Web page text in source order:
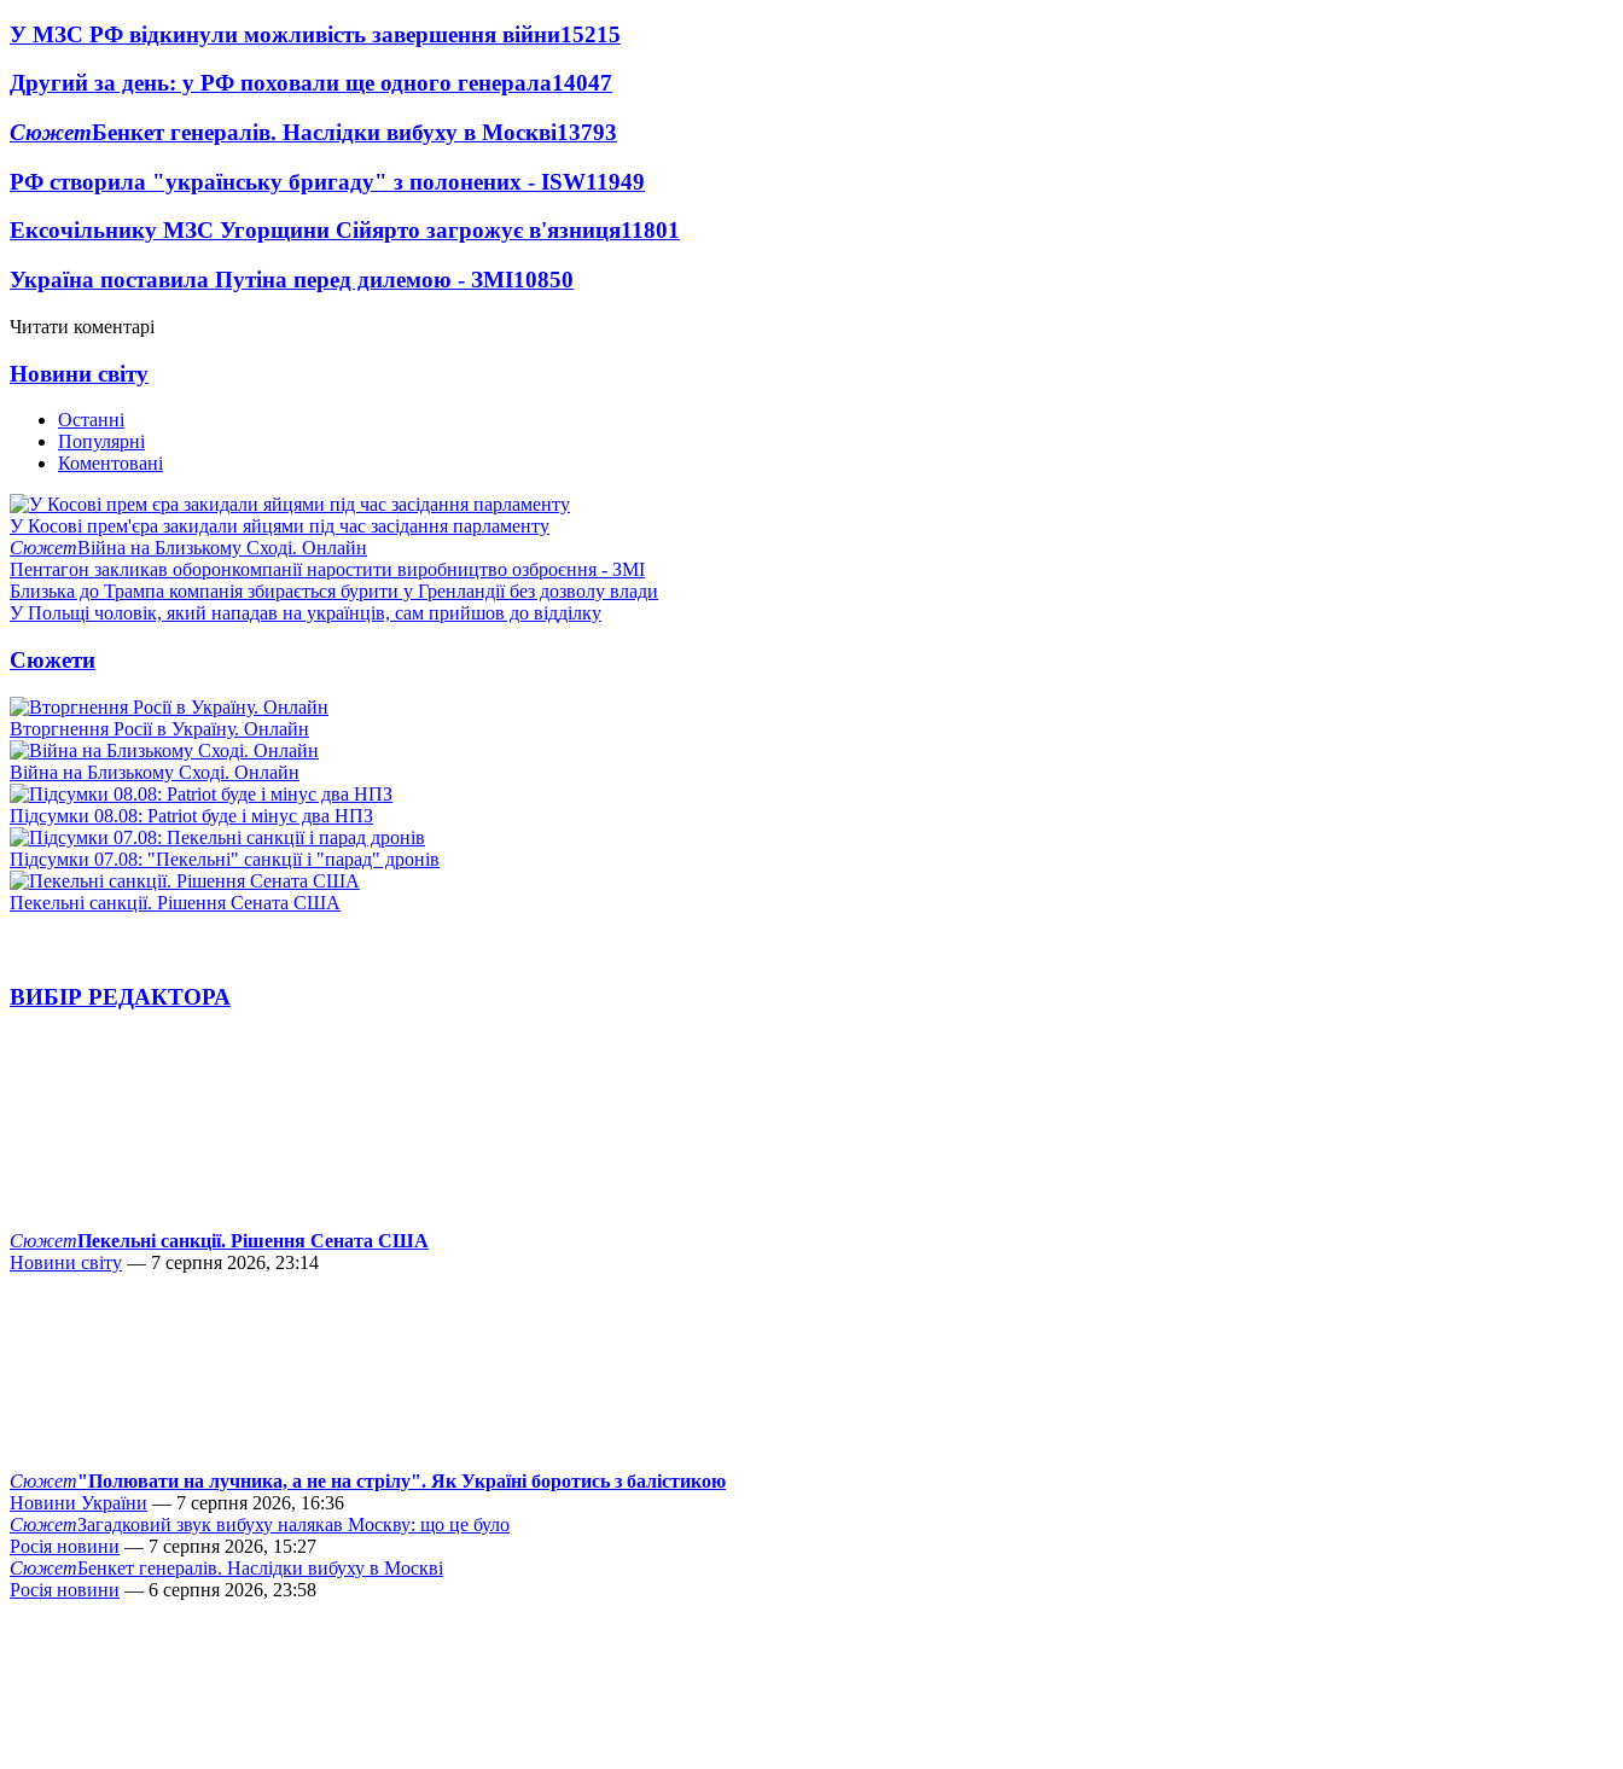
У МЗС РФ відкинули можливість завершення війни15215
Другий за день: у РФ поховали ще одного генерала14047
СюжетБенкет генералів. Наслідки вибуху в Москві13793
РФ створила "українську бригаду" з полонених - ISW11949
Ексочільнику МЗС Угорщини Сійярто загрожує в'язниця11801
Україна поставила Путіна перед дилемою - ЗМІ10850
Читати коментарі
Новини світу
Останні
Популярні
Коментовані
У Косові прем'єра закидали яйцями під час засідання парламенту
СюжетВійна на Близькому Сході. Онлайн
Пентагон закликав оборонкомпанії наростити виробництво озброєння - ЗМІ
Близька до Трампа компанія збирається бурити у Гренландії без дозволу влади
У Польщі чоловік, який нападав на українців, сам прийшов до відділку
Сюжети
Вторгнення Росії в Україну. Онлайн
Війна на Близькому Сході. Онлайн
Підсумки 08.08: Patriot буде і мінус два НПЗ
Підсумки 07.08: "Пекельні" санкції і "парад" дронів
Пекельні санкції. Рішення Сената США
ВИБІР РЕДАКТОРА
СюжетПекельні санкції. Рішення Сената США
Новини світу — 7 серпня 2026, 23:14
Сюжет"Полювати на лучника, а не на стрілу". Як Україні боротись з балістикою
Новини України — 7 серпня 2026, 16:36
СюжетЗагадковий звук вибуху налякав Москву: що це було
Росія новини — 7 серпня 2026, 15:27
СюжетБенкет генералів. Наслідки вибуху в Москві
Росія новини — 6 серпня 2026, 23:58